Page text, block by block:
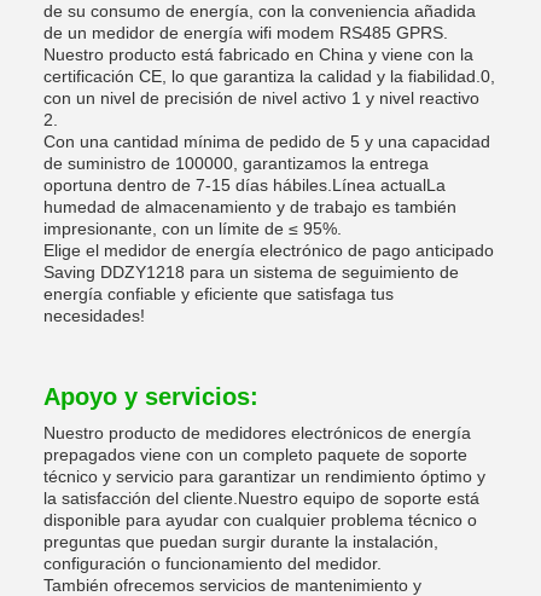
de su consumo de energía, con la conveniencia añadida
de un medidor de energía wifi modem RS485 GPRS.
Nuestro producto está fabricado en China y viene con la
certificación CE, lo que garantiza la calidad y la fiabilidad.0,
con un nivel de precisión de nivel activo 1 y nivel reactivo
2.
Con una cantidad mínima de pedido de 5 y una capacidad
de suministro de 100000, garantizamos la entrega
oportuna dentro de 7-15 días hábiles.Línea actualLa
humedad de almacenamiento y de trabajo es también
impresionante, con un límite de ≤ 95%.
Elige el medidor de energía electrónico de pago anticipado
Saving DDZY1218 para un sistema de seguimiento de
energía confiable y eficiente que satisfaga tus
necesidades!
Apoyo y servicios:
Nuestro producto de medidores electrónicos de energía
prepagados viene con un completo paquete de soporte
técnico y servicio para garantizar un rendimiento óptimo y
la satisfacción del cliente.Nuestro equipo de soporte está
disponible para ayudar con cualquier problema técnico o
preguntas que puedan surgir durante la instalación,
configuración o funcionamiento del medidor.
También ofrecemos servicios de mantenimiento y